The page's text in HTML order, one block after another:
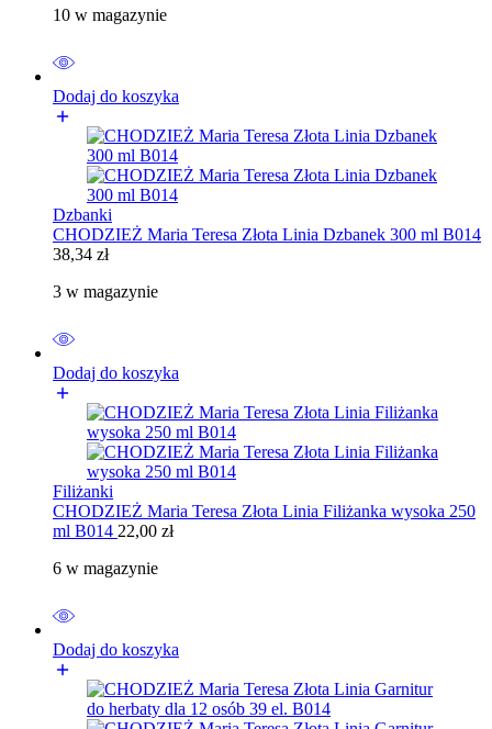
10 w magazynie
Dodaj do koszyka
Dzbanki
CHODZIEŻ Maria Teresa Złota Linia Dzbanek 300 ml B014
38,34 zł
3 w magazynie
Dodaj do koszyka
Filiżanki
CHODZIEŻ Maria Teresa Złota Linia Filiżanka wysoka 250
ml B014 22,00 zł
6 w magazynie
Dodaj do koszyka